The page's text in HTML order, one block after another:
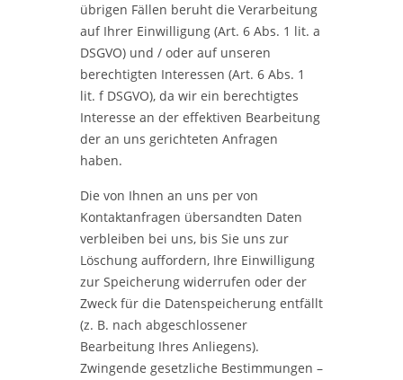
übrigen Fällen beruht die Verarbeitung
auf Ihrer Einwilligung (Art. 6 Abs. 1 lit. a
DSGVO) und / oder auf unseren
berechtigten Interessen (Art. 6 Abs. 1
lit. f DSGVO), da wir ein berechtigtes
Interesse an der effektiven Bearbeitung
der an uns gerichteten Anfragen
haben.
Die von Ihnen an uns per von
Kontaktanfragen übersandten Daten
verbleiben bei uns, bis Sie uns zur
Löschung auffordern, Ihre Einwilligung
zur Speicherung widerrufen oder der
Zweck für die Datenspeicherung entfällt
(z. B. nach abgeschlossener
Bearbeitung Ihres Anliegens).
Zwingende gesetzliche Bestimmungen –